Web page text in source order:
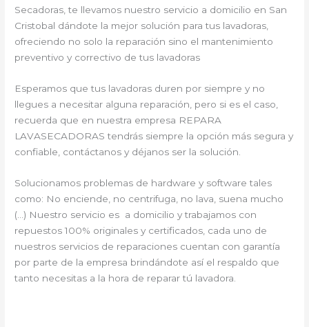
Secadoras, te llevamos nuestro servicio a domicilio en San
Cristobal dándote la mejor solución para tus lavadoras,
ofreciendo no solo la reparación sino el mantenimiento
preventivo y correctivo de tus lavadoras
Esperamos que tus lavadoras duren por siempre y no
llegues a necesitar alguna reparación, pero si es el caso,
recuerda que en nuestra empresa REPARA
LAVASECADORAS tendrás siempre la opción más segura y
confiable, contáctanos y déjanos ser la solución.
Solucionamos problemas de hardware y software tales
como: No enciende, no centrifuga, no lava, suena mucho
(…) Nuestro servicio es a domicilio y trabajamos con
repuestos 100% originales y certificados, cada uno de
nuestros servicios de reparaciones cuentan con garantía
por parte de la empresa brindándote así el respaldo que
tanto necesitas a la hora de reparar tú lavadora.